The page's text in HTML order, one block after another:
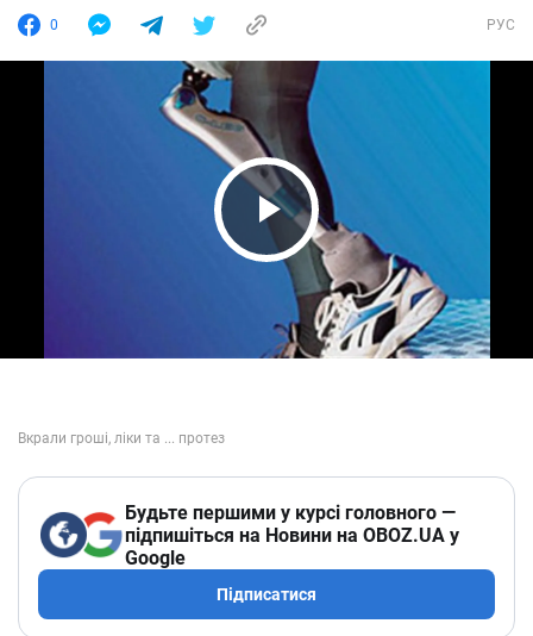
0 РУС
Play Video
Будьте першими у курсі головного —
підпишіться на Новини на OBOZ.UA у
Google
Підписатися